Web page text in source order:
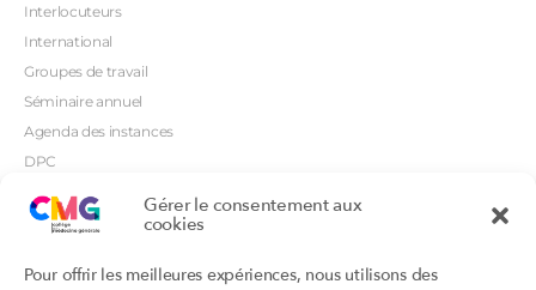
Gérer le consentement aux
cookies
Pour offrir les meilleures expériences, nous utilisons des
Interlocuteurs
International
Groupes de travail
Séminaire annuel
Agenda des instances
DPC
Orientations prioritaires
Productions Portails